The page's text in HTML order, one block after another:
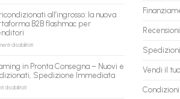
pronto
per
agenti
tuo
assistente
all’ingrosso: la nuova
B2B flashmac per
disabilitatisu
all’ingrosso:
la
in Pronta Consegna – Nuovi e
Spedizione Immediata
disabilitatisu
Spedizioni
Vendi il